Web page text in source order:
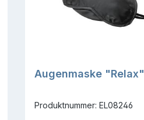
Augenmaske "Relax"
Produktnummer: EL08246